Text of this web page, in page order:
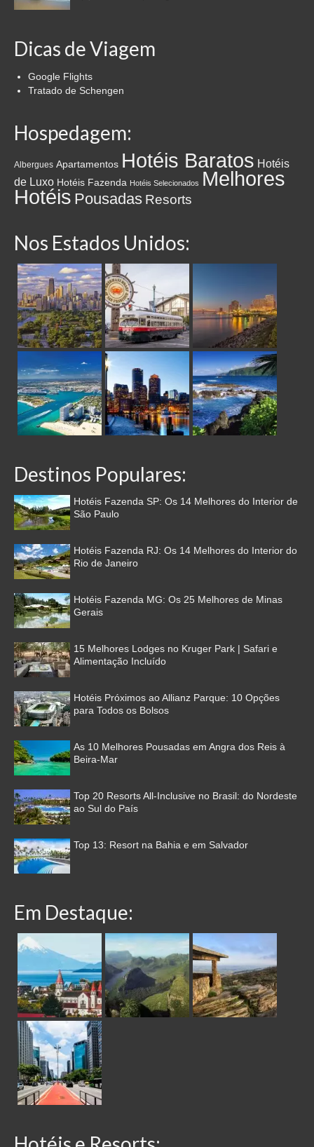
Dicas de Viagem
Google Flights
Tratado de Schengen
Hospedagem:
Albergues Apartamentos Hotéis Baratos Hotéis
de Luxo Hotéis Fazenda Hotéis Selecionados Melhores
Hotéis Pousadas Resorts
Nos Estados Unidos:
Destinos Populares:
Hotéis Fazenda SP: Os 14 Melhores do Interior de
São Paulo
Hotéis Fazenda RJ: Os 14 Melhores do Interior do
Rio de Janeiro
Hotéis Fazenda MG: Os 25 Melhores de Minas
Gerais
15 Melhores Lodges no Kruger Park | Safari e
Alimentação Incluído
Hotéis Próximos ao Allianz Parque: 10 Opções
para Todos os Bolsos
As 10 Melhores Pousadas em Angra dos Reis à
Beira-Mar
Top 20 Resorts All-Inclusive no Brasil: do Nordeste
ao Sul do País
Top 13: Resort na Bahia e em Salvador
Em Destaque: